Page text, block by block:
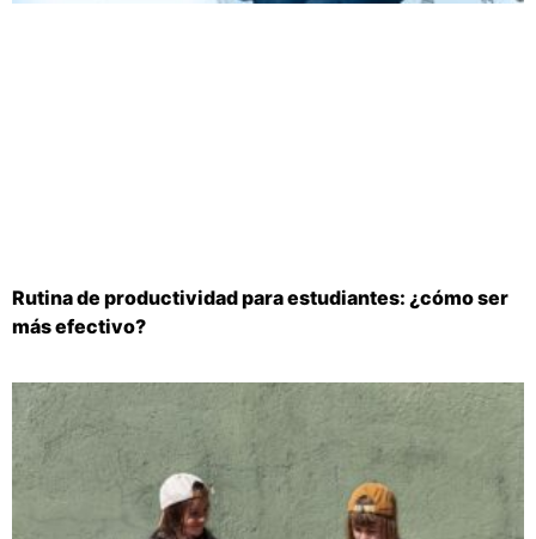
Rutina de productividad para estudiantes: ¿cómo ser
más efectivo?